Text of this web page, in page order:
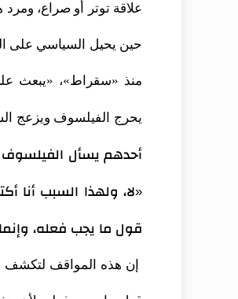
علاقة توتر أو صراع،
حين يحيل السياسي على
منذ «سقراط»، «يبعث
يحرج الفيلسوف ويزعج
أحدهم يسأل الفيلسوف
«لا، ولهذا السبب أنا
قول ما يجب فعله،
إن هذه المواقف